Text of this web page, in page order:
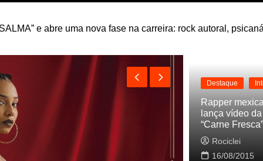
“Projeção”, de 2010, nas plataformas digitais
Destaque
Rapper
lança vídeo
“Carne Fresca”
Rociclei
16/08/2015